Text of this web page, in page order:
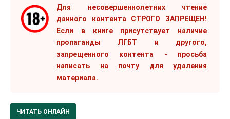
Для несовершеннолетних чтение
данного контента СТРОГО ЗАПРЕЩЕН!
Если в книге присутствует наличие
пропаганды ЛГБТ и другого,
запрещенного контента - просьба
написать на почту для удаления
материала.
ЧИТАТЬ ОНЛАЙН